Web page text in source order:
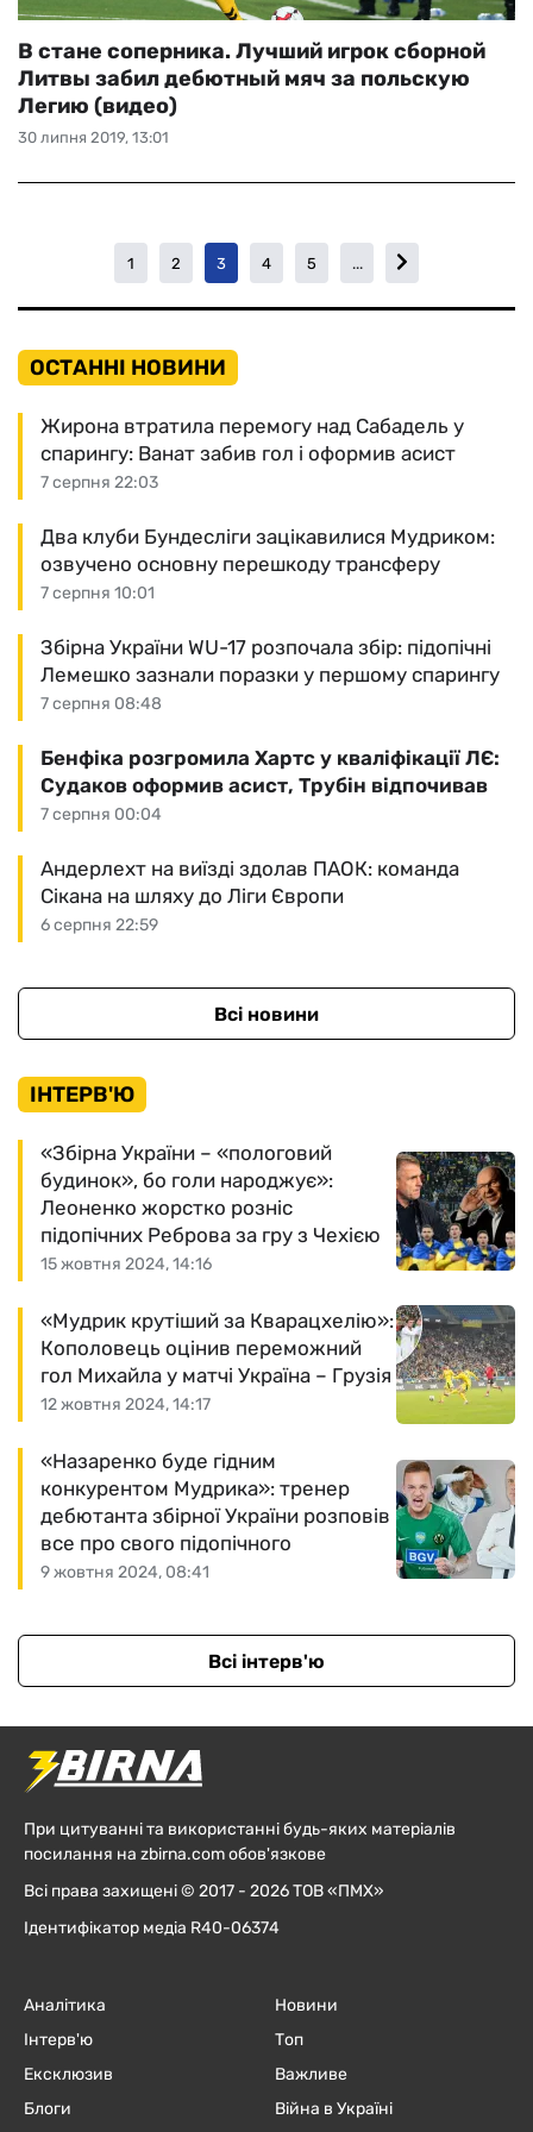
30 липня 2019, 13:01
В стане соперника. Лучший игрок сборной
Литвы забил дебютный мяч за польскую
Легию (видео)
1 2 3 4 5 ...
ОСТАННІ НОВИНИ
7 серпня 22:03
Жирона втратила перемогу над Сабадель у
спарингу: Ванат забив гол і оформив асист
7 серпня 10:01
Два клуби Бундесліги зацікавилися Мудриком:
озвучено основну перешкоду трансферу
7 серпня 08:48
Збірна України WU-17 розпочала збір: підопічні
Лемешко зазнали поразки у першому спарингу
7 серпня 00:04
Бенфіка розгромила Хартс у кваліфікації ЛЄ:
Судаков оформив асист, Трубін відпочивав
6 серпня 22:59
Андерлехт на виїзді здолав ПАОК: команда
Сікана на шляху до Ліги Європи
Всі новини
ІНТЕРВ'Ю
15 жовтня 2024, 14:16
«Збірна України – «пологовий
будинок», бо голи народжує»:
Леоненко жорстко розніс
підопічних Реброва за гру з Чехією
12 жовтня 2024, 14:17
«Мудрик крутіший за Кварацхелію»:
Кополовець оцінив переможний
гол Михайла у матчі Україна – Грузія
9 жовтня 2024, 08:41
«Назаренко буде гідним
конкурентом Мудрика»: тренер
дебютанта збірної України розповів
все про свого підопічного
Всі інтерв'ю
При цитуванні та використанні будь-яких матеріалів
посилання на zbirna.com обов'язкове
Всі права захищені © 2017 - 2026 ТОВ «ПМХ»
Ідентифікатор медіа R40-06374
Аналітика
Інтерв'ю
Ексклюзив
Блоги
Новини
Топ
Важливе
Війна в Україні